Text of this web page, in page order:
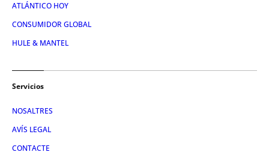
ATLÁNTICO HOY
CONSUMIDOR GLOBAL
HULE & MANTEL
Servicios
NOSALTRES
AVÍS LEGAL
CONTACTE